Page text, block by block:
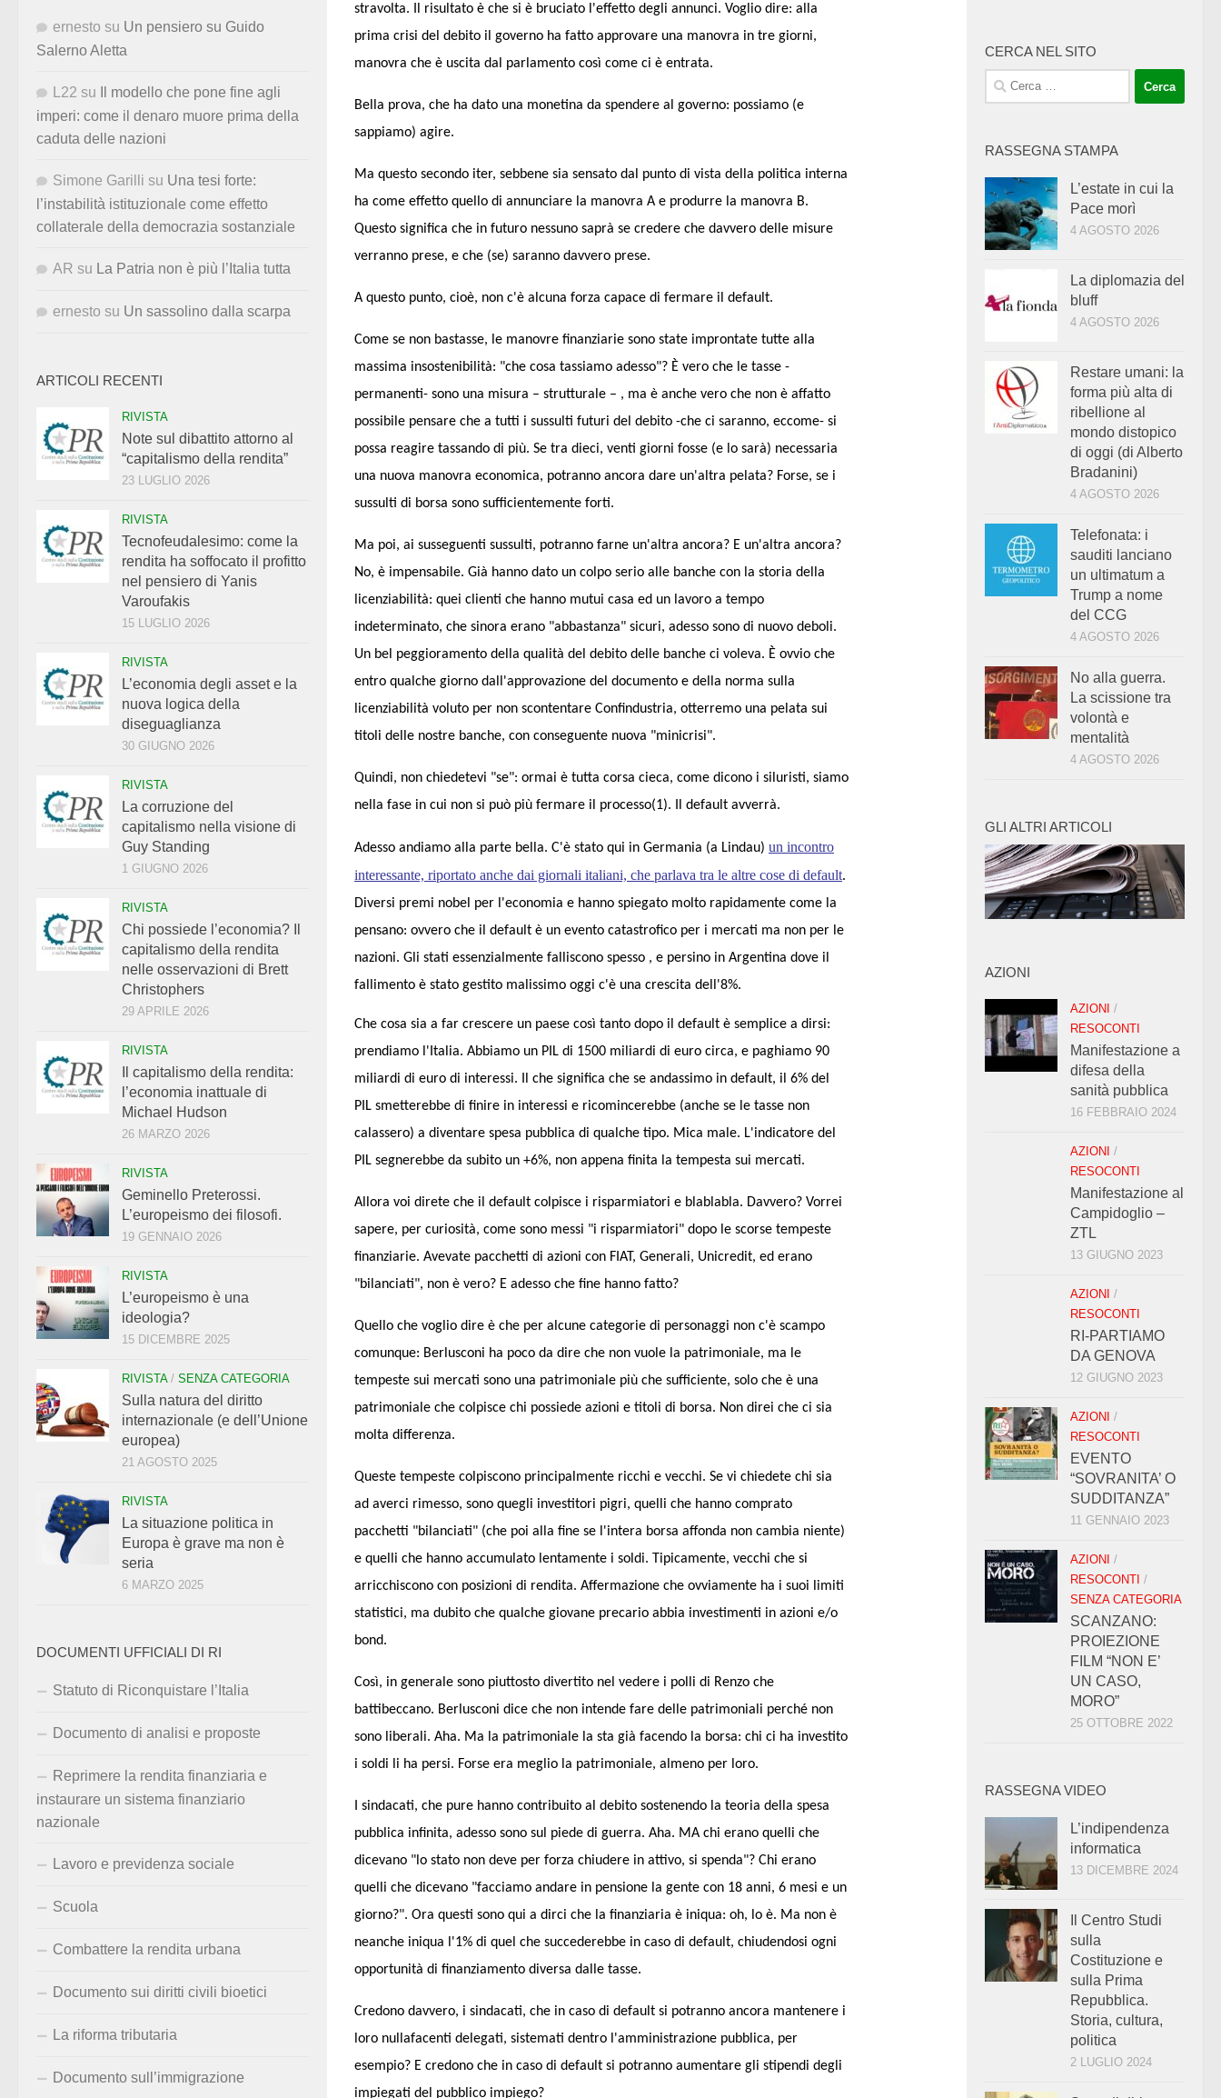
stravolta. Il risultato è che si è bruciato l'effetto degli annunci. Voglio dire: alla
prima crisi del debito il governo ha fatto approvare una manovra in tre giorni,
manovra che è uscita dal parlamento così come ci è entrata.
Bella prova, che ha dato una monetina da spendere al governo: possiamo (e
sappiamo) agire.
Ma questo secondo iter, sebbene sia sensato dal punto di vista della politica interna
ha come effetto quello di annunciare la manovra A e produrre la manovra B.
Questo significa che in futuro nessuno saprà se credere che davvero delle misure
verranno prese, e che (se) saranno davvero prese.
A questo punto, cioè, non c'è alcuna forza capace di fermare il default.
Come se non bastasse, le manovre finanziarie sono state improntate tutte alla
massima insostenibilità: "che cosa tassiamo adesso"? È vero che le tasse -
permanenti- sono una misura – strutturale – , ma è anche vero che non è affatto
possibile pensare che a tutti i sussulti futuri del debito -che ci saranno, eccome- si
possa reagire tassando di più. Se tra dieci, venti giorni fosse (e lo sarà) necessaria
una nuova manovra economica, potranno ancora dare un'altra pelata? Forse, se i
sussulti di borsa sono sufficientemente forti.
Ma poi, ai susseguenti sussulti, potranno farne un'altra ancora? E un'altra ancora?
No, è impensabile. Già hanno dato un colpo serio alle banche con la storia della
licenziabilità: quei clienti che hanno mutui casa ed un lavoro a tempo
indeterminato, che sinora erano "abbastanza" sicuri, adesso sono di nuovo deboli.
Un bel peggioramento della qualità del debito delle banche ci voleva. È ovvio che
entro qualche giorno dall'approvazione del documento e della norma sulla
licenziabilità voluto per non scontentare Confindustria, otterremo una pelata sui
titoli delle nostre banche, con conseguente nuova "minicrisi".
Quindi, non chiedetevi "se": ormai è tutta corsa cieca, come dicono i siluristi, siamo
nella fase in cui non si può più fermare il processo(1). Il default avverrà.
Adesso andiamo alla parte bella. C'è stato qui in Germania (a Lindau) un incontro
interessante, riportato anche dai giornali italiani, che parlava tra le altre cose di default.
Diversi premi nobel per l'economia e hanno spiegato molto rapidamente come la
pensano: ovvero che il default è un evento catastrofico per i mercati ma non per le
nazioni. Gli stati essenzialmente falliscono spesso , e persino in Argentina dove il
fallimento è stato gestito malissimo oggi c'è una crescita dell'8%.
Che cosa sia a far crescere un paese così tanto dopo il default è semplice a dirsi:
prendiamo l'Italia. Abbiamo un PIL di 1500 miliardi di euro circa, e paghiamo 90
miliardi di euro di interessi. Il che significa che se andassimo in default, il 6% del
PIL smetterebbe di finire in interessi e ricomincerebbe (anche se le tasse non
calassero) a diventare spesa pubblica di qualche tipo. Mica male. L'indicatore del
PIL segnerebbe da subito un +6%, non appena finita la tempesta sui mercati.
Allora voi direte che il default colpisce i risparmiatori e blablabla. Davvero? Vorrei
sapere, per curiosità, come sono messi "i risparmiatori" dopo le scorse tempeste
finanziarie. Avevate pacchetti di azioni con FIAT, Generali, Unicredit, ed erano
"bilanciati", non è vero? E adesso che fine hanno fatto?
Quello che voglio dire è che per alcune categorie di personaggi non c'è scampo
comunque: Berlusconi ha poco da dire che non vuole la patrimoniale, ma le
tempeste sui mercati sono una patrimoniale più che sufficiente, solo che è una
patrimoniale che colpisce chi possiede azioni e titoli di borsa. Non direi che ci sia
molta differenza.
Queste tempeste colpiscono principalmente ricchi e vecchi. Se vi chiedete chi sia
ad averci rimesso, sono quegli investitori pigri, quelli che hanno comprato
pacchetti "bilanciati" (che poi alla fine se l'intera borsa affonda non cambia niente)
e quelli che hanno accumulato lentamente i soldi. Tipicamente, vecchi che si
arricchiscono con posizioni di rendita. Affermazione che ovviamente ha i suoi limiti
statistici, ma dubito che qualche giovane precario abbia investimenti in azioni e/o
bond.
Così, in generale sono piuttosto divertito nel vedere i polli di Renzo che
battibeccano. Berlusconi dice che non intende fare delle patrimoniali perché non
sono liberali. Aha. Ma la patrimoniale la sta già facendo la borsa: chi ci ha investito
i soldi li ha persi. Forse era meglio la patrimoniale, almeno per loro.
I sindacati, che pure hanno contribuito al debito sostenendo la teoria della spesa
pubblica infinita, adesso sono sul piede di guerra. Aha. MA chi erano quelli che
dicevano "lo stato non deve per forza chiudere in attivo, si spenda"? Chi erano
quelli che dicevano "facciamo andare in pensione la gente con 18 anni, 6 mesi e un
giorno?". Ora questi sono qui a dirci che la finanziaria è iniqua: oh, lo è. Ma non è
neanche iniqua l'1% di quel che succederebbe in caso di default, chiudendosi ogni
opportunità di finanziamento diversa dalle tasse.
Credono davvero, i sindacati, che in caso di default si potranno ancora mantenere i
loro nullafacenti delegati, sistemati dentro l'amministrazione pubblica, per
esempio? E credono che in caso di default si potranno aumentare gli stipendi degli
impiegati del pubblico impiego?
ernesto su Un pensiero su Guido
Salerno Aletta
L22 su
Il modello che pone fine agli
imperi: come il denaro muore prima della
caduta delle nazioni
Simone Garilli su Una tesi forte:
l’instabilità istituzionale come effetto
collaterale della democrazia sostanziale
AR su La Patria non è più l’Italia tutta
ernesto su Un sassolino dalla scarpa
ARTICOLI RECENTI
RIVISTA
Note sul dibattito attorno al
“capitalismo della rendita”
23 LUGLIO 2026
RIVISTA
Tecnofeudalesimo: come la
rendita ha soffocato il profitto
nel pensiero di Yanis
Varoufakis
15 LUGLIO 2026
RIVISTA
L’economia degli asset e la
nuova logica della
diseguaglianza
30 GIUGNO 2026
RIVISTA
La corruzione del
capitalismo nella visione di
Guy Standing
1 GIUGNO 2026
RIVISTA
Chi possiede l’economia? Il
capitalismo della rendita
nelle osservazioni di Brett
Christophers
29 APRILE 2026
RIVISTA
Il capitalismo della rendita:
l’economia inattuale di
Michael Hudson
26 MARZO 2026
RIVISTA
Geminello Preterossi.
L’europeismo dei filosofi.
19 GENNAIO 2026
RIVISTA
L’europeismo è una
ideologia?
15 DICEMBRE 2025
RIVISTA/ SENZA CATEGORIA
Sulla natura del diritto
internazionale (e dell’Unione
europea)
21 AGOSTO 2025
RIVISTA
La situazione politica in
Europa è grave ma non è
seria
6 MARZO 2025
DOCUMENTI UFFICIALI DI RI
Statuto di Riconquistare l’Italia
Documento di analisi e proposte
Reprimere la rendita finanziaria e
instaurare un sistema finanziario
nazionale
Lavoro e previdenza sociale
Scuola
Combattere la rendita urbana
Documento sui diritti civili bioetici
La riforma tributaria
Documento sull’immigrazione
CERCA NEL SITO
Ricerca
per:
RASSEGNA STAMPA
L’estate in cui la
Pace morì
4 AGOSTO 2026
La diplomazia del
bluff
4 AGOSTO 2026
Restare umani: la
forma più alta di
ribellione al
mondo distopico
di oggi (di Alberto
Bradanini)
4 AGOSTO 2026
Telefonata: i
sauditi lanciano
un ultimatum a
Trump a nome
del CCG
4 AGOSTO 2026
No alla guerra.
La scissione tra
volontà e
mentalità
4 AGOSTO 2026
GLI ALTRI ARTICOLI
AZIONI
AZIONI /
RESOCONTI
Manifestazione a
difesa della
sanità pubblica
16 FEBBRAIO 2024
AZIONI /
RESOCONTI
Manifestazione al
Campidoglio –
ZTL
13 GIUGNO 2023
AZIONI /
RESOCONTI
RI-PARTIAMO
DA GENOVA
12 GIUGNO 2023
AZIONI /
RESOCONTI
EVENTO
“SOVRANITA’ O
SUDDITANZA”
11 GENNAIO 2023
AZIONI /
RESOCONTI /
SENZA CATEGORIA
SCANZANO:
PROIEZIONE
FILM “NON E’
UN CASO,
MORO”
25 OTTOBRE 2022
RASSEGNA VIDEO
L’indipendenza
informatica
13 DICEMBRE 2024
Il Centro Studi
sulla
Costituzione e
sulla Prima
Repubblica.
Storia, cultura,
politica
2 LUGLIO 2024